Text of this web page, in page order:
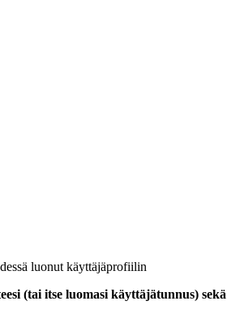
luonut käyttäjäprofiilin
(tai itse luomasi käyttäjätunnus) sekä